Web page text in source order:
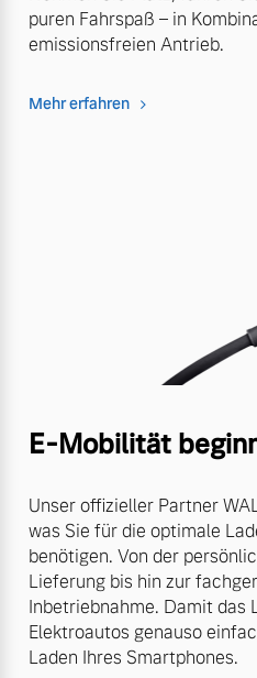
puren Fahrspaß – in
emissionsfreien Antrieb.
Mehr erfahren
E-Mobilität
Unser offizieller Partner
was Sie für die optimale
benötigen. Von der
Lieferung bis hin zur
Inbetriebnahme. Damit das
Elektroautos genauso
Laden Ihres Smartphones.